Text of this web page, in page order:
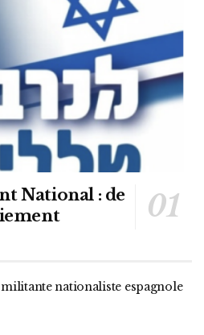
National : de
nationaliste espagnole